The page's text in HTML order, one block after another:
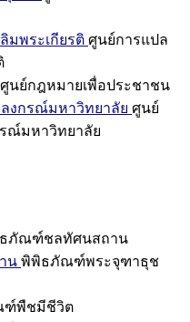
มพระเกียรติ ศูนย์การแปล
ศูนย์กฎหมายเพื่อประชาชน
งกรณ์มหาวิทยาลัย ศูนย์
ณ์มหาวิทยาลัย
ภัณฑ์ชลทัศนสถาน
น พิพิธภัณฑ์พระจุฑาธุช
พืชมีชีวิต